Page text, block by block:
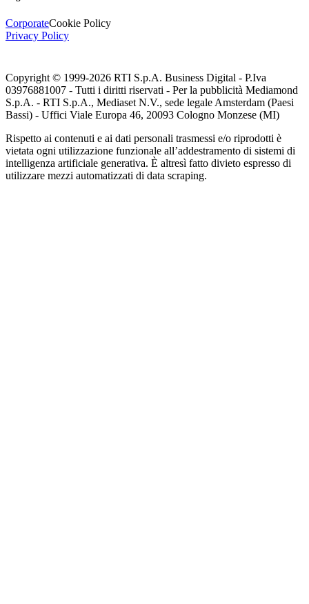
CorporateCookie Policy
Privacy Policy
Copyright © 1999-2026 RTI S.p.A. Business Digital - P.Iva
03976881007 - Tutti i diritti riservati - Per la pubblicità Mediamond
S.p.A. - RTI S.p.A., Mediaset N.V., sede legale Amsterdam (Paesi
Bassi) - Uffici Viale Europa 46, 20093 Cologno Monzese (MI)
Rispetto ai contenuti e ai dati personali trasmessi e/o riprodotti è
vietata ogni utilizzazione funzionale all’addestramento di sistemi di
intelligenza artificiale generativa. È altresì fatto divieto espresso di
utilizzare mezzi automatizzati di data scraping.